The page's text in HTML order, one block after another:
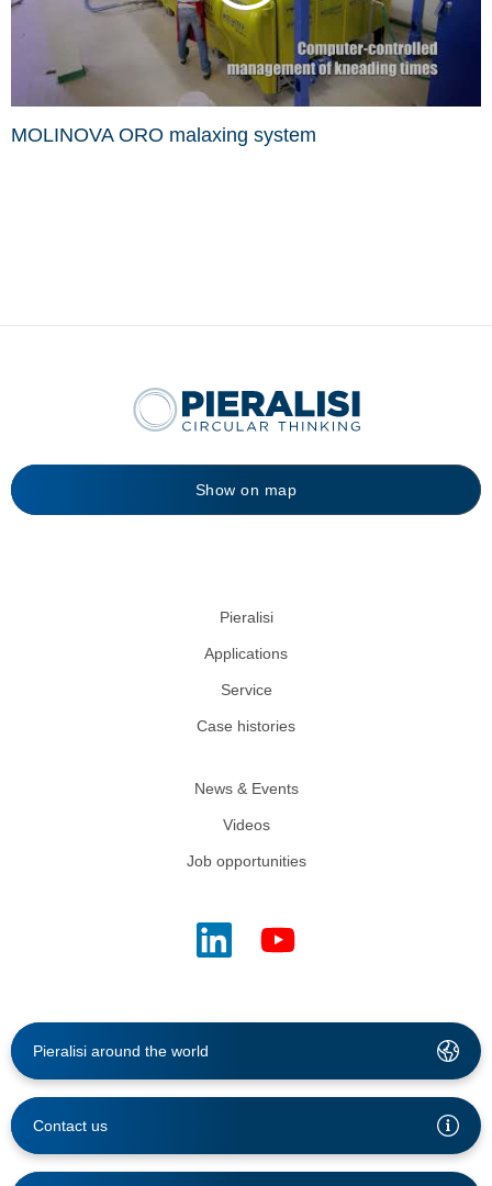
MOLINOVA ORO malaxing system
Show on map
Pieralisi
Applications
Service
Case histories
News & Events
Videos
Job opportunities
Pieralisi around the world
Contact us